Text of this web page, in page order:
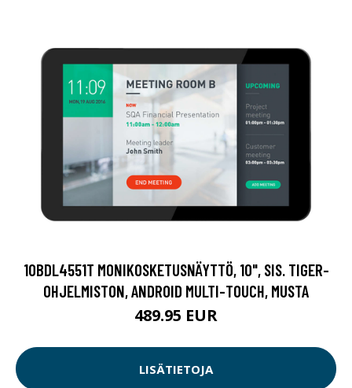
10BDL4551T MONIKOSKETUSNÄYTTÖ, 10", SIS. TIGER-
OHJELMISTON, ANDROID MULTI-TOUCH, MUSTA
489.95 EUR
LISÄTIETOJA